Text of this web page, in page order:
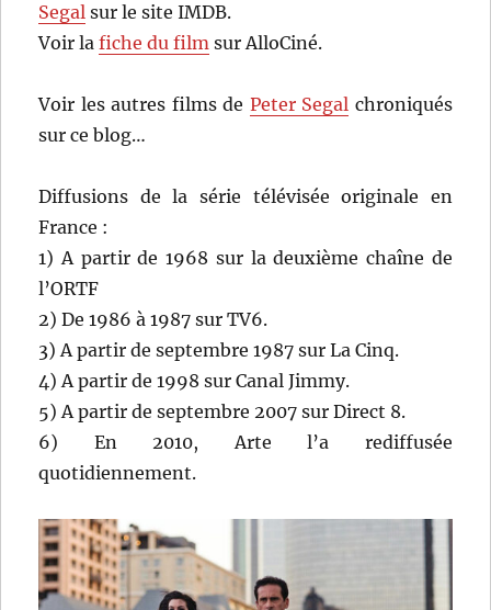
Segal sur le site IMDB.
Voir lafiche du film sur AlloCiné.
Voir les autres films de Peter Segal chroniqués
sur ce blog…
Diffusions de la série télévisée originale en
France :
1) A partir de 1968 sur la deuxième chaîne de
l’ORTF
2) De 1986 à 1987 sur TV6.
3) A partir de septembre 1987 sur La Cinq.
4) A partir de 1998 sur Canal Jimmy.
5) A partir de septembre 2007 sur Direct 8.
6) En 2010, Arte l’a rediffusée
quotidiennement.